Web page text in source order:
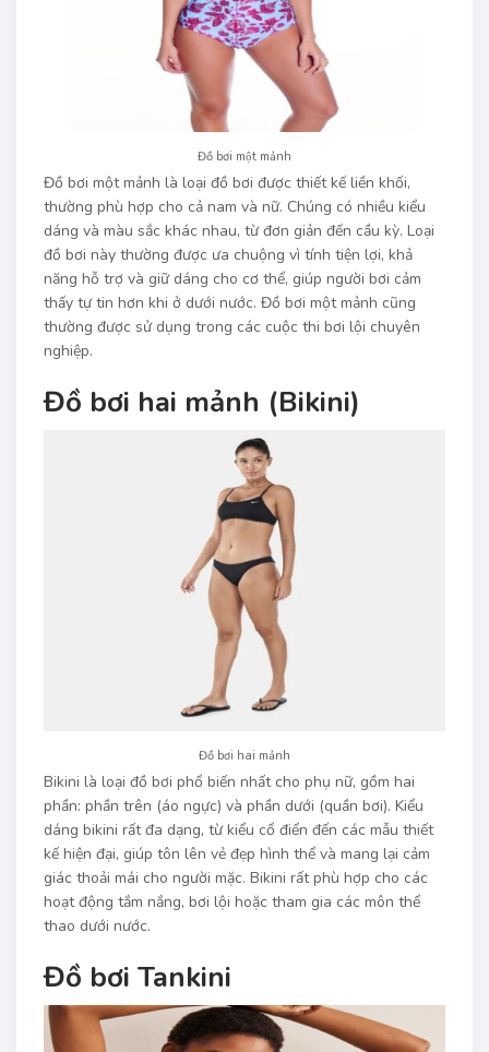
Đồ bơi một mảnh
Đồ bơi một mảnh là loại đồ bơi được thiết kế liền khối,
thường phù hợp cho cả nam và nữ. Chúng có nhiều kiểu
dáng và màu sắc khác nhau, từ đơn giản đến cầu kỳ. Loại
đồ bơi này thường được ưa chuộng vì tính tiện lợi, khả
năng hỗ trợ và giữ dáng cho cơ thể, giúp người bơi cảm
thấy tự tin hơn khi ở dưới nước. Đồ bơi một mảnh cũng
thường được sử dụng trong các cuộc thi bơi lội chuyên
nghiệp.
Đồ bơi hai mảnh (Bikini)
Đồ bơi hai mảnh
Bikini là loại đồ bơi phổ biến nhất cho phụ nữ, gồm hai
phần: phần trên (áo ngực) và phần dưới (quần bơi). Kiểu
dáng bikini rất đa dạng, từ kiểu cổ điển đến các mẫu thiết
kế hiện đại, giúp tôn lên vẻ đẹp hình thể và mang lại cảm
giác thoải mái cho người mặc. Bikini rất phù hợp cho các
hoạt động tắm nắng, bơi lội hoặc tham gia các môn thể
thao dưới nước.
Đồ bơi Tankini